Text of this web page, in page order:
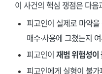
이 사건의 핵심 쟁점은 다음
피고인이 실제로 마약
매수·사용에 그쳤는지
피고인이 재범 위험성이
피고인에게 실형이 불